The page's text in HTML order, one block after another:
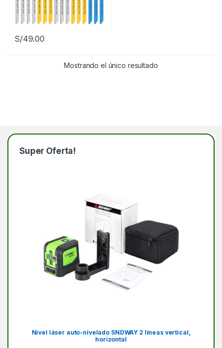
S/49.00
Mostrando el único resultado
Super Oferta!
Nivel láser auto-nivelado SNDWAY 2 líneas vertical,
horizontal